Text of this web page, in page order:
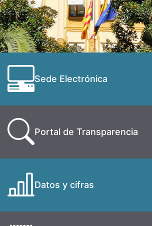
Sede Electrónica
Portal de Transparencia
Datos y cifras